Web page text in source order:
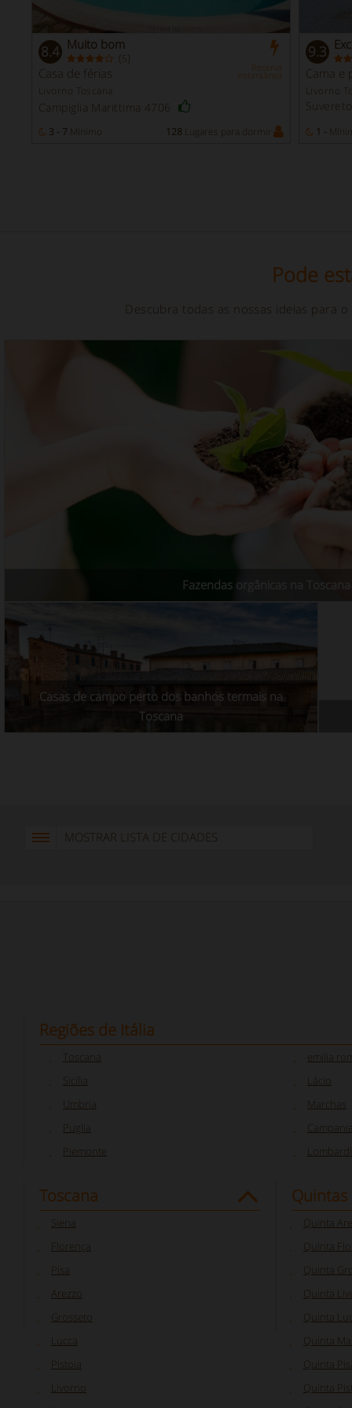
8.4 Muito bom
( )
Reserva
instantânea
Casa de férias
Livorno Toscana
Campiglia Marittima 4706
3 - 7 Mínimo 128 Lugares para dormir
9.3
Cama e
Livorno
1 -
Pode
Descubra todas as nossas ideias para
Fazendas orgânicas na Toscana
Casas de campo perto dos banhos termais na
Toscana
MOSTRAR LISTA DE CIDADES
Regiões de Itália
Toscana
Sicília
Umbria
Puglia
Piemonte
emilia
Lácio
Marchas
Campania
Toscana
Siena
Florença
Pisa
Arezzo
Grosseto
Lucca
Pistoia
Livorno
Quintas
Quinta
Quinta
Quinta
Quinta
Quinta
Quinta
Quinta
Quinta